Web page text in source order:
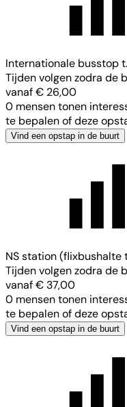
Internationale busstop
Tijden volgen zodra de
vanaf € 26,00
0 mensen tonen
te bepalen of deze
Vind een opstap in de buurt
NS station (flixbushalte
Tijden volgen zodra de
vanaf € 37,00
0 mensen tonen
te bepalen of deze
Vind een opstap in de buurt